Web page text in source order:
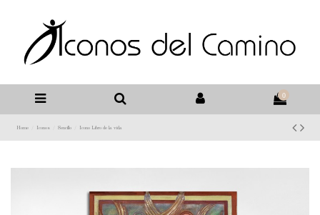
0
Home Iconos Sencillo Icono Libro de la vida